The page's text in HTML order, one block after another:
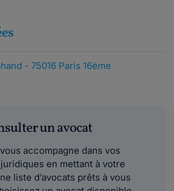
- 75016 Paris 16ème
un avocat
accompagne dans vos
en mettant à votre
liste d’avocats prêts à vous